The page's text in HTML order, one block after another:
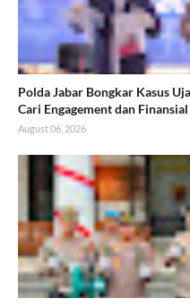
Polda Jabar Bongkar Kasus
Cari Engagement dan Finansial
August 06, 2026